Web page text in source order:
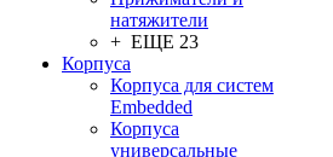
натяжители
+ ЕЩЕ 23
Корпуса
Корпуса для систем
Embedded
Корпуса
универсальные